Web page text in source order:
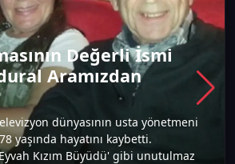
Değerli İsmi
Aramızdan
dünyasının usta yönetmeni
yaşında hayatını kaybetti.
Kızım Büyüdü' gibi unutulmaz